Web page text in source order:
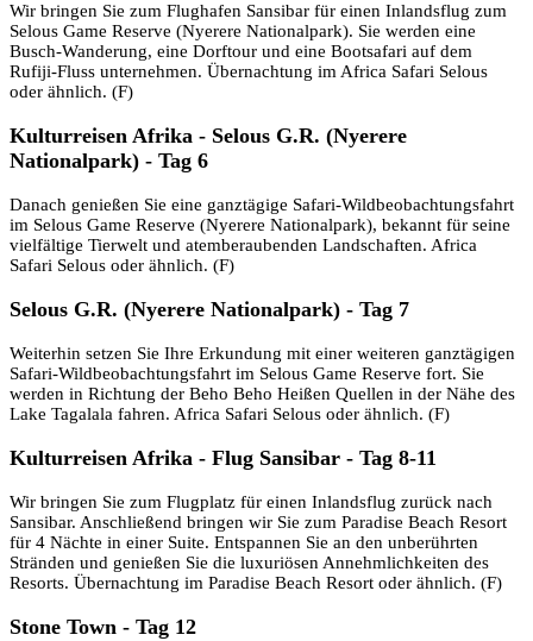
Wir bringen Sie zum Flughafen Sansibar für einen Inlandsflug zum
Selous Game Reserve (Nyerere Nationalpark). Sie werden eine
Busch-Wanderung, eine Dorftour und eine Bootsafari auf dem
Rufiji-Fluss unternehmen. Übernachtung im Africa Safari Selous
oder ähnlich. (F)
Kulturreisen Afrika - Selous G.R. (Nyerere
Nationalpark) - Tag 6
Danach genießen Sie eine ganztägige Safari-Wildbeobachtungsfahrt
im Selous Game Reserve (Nyerere Nationalpark), bekannt für seine
vielfältige Tierwelt und atemberaubenden Landschaften. Africa
Safari Selous oder ähnlich. (F)
Selous G.R. (Nyerere Nationalpark) - Tag 7
Weiterhin setzen Sie Ihre Erkundung mit einer weiteren ganztägigen
Safari-Wildbeobachtungsfahrt im Selous Game Reserve fort. Sie
werden in Richtung der Beho Beho Heißen Quellen in der Nähe des
Lake Tagalala fahren. Africa Safari Selous oder ähnlich. (F)
Kulturreisen Afrika - Flug Sansibar - Tag 8-11
Wir bringen Sie zum Flugplatz für einen Inlandsflug zurück nach
Sansibar. Anschließend bringen wir Sie zum Paradise Beach Resort
für 4 Nächte in einer Suite. Entspannen Sie an den unberührten
Stränden und genießen Sie die luxuriösen Annehmlichkeiten des
Resorts. Übernachtung im Paradise Beach Resort oder ähnlich. (F)
Stone Town - Tag 12